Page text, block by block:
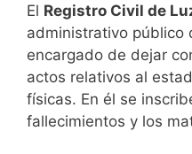
El Registro Civil de
administrativo público
encargado de dejar
actos relativos al
físicas. En él se
fallecimientos y los